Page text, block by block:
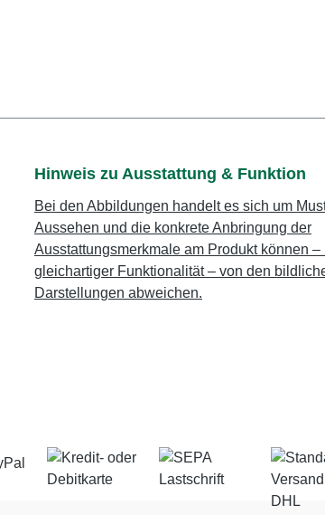
Hinweis zu Ausstattung & Funktion
Bei den Abbildungen handelt es sich um
Aussehen und die konkrete Anbringung der
Ausstattungsmerkmale am Produkt können –
gleichartiger Funktionalität – von den
Darstellungen abweichen.